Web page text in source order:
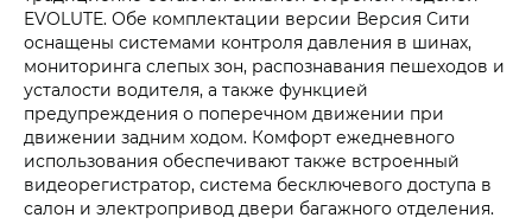
EVOLUTE. Обе комплектации версии Версия Сити
оснащены системами контроля давления в шинах,
мониторинга слепых зон, распознавания пешеходов и
усталости водителя, а также функцией
предупреждения о поперечном движении при
движении задним ходом. Комфорт ежедневного
использования обеспечивают также встроенный
видеорегистратор, система бесключевого доступа в
салон и электропривод двери багажного отделения.